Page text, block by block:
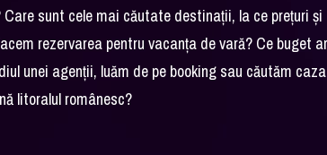
sunt cele mai căutate destinații, la ce prețuri și
rezervarea pentru vacanța de vară? Ce buget
unei agenții, luăm de pe booking sau căutăm
litoralul românesc?